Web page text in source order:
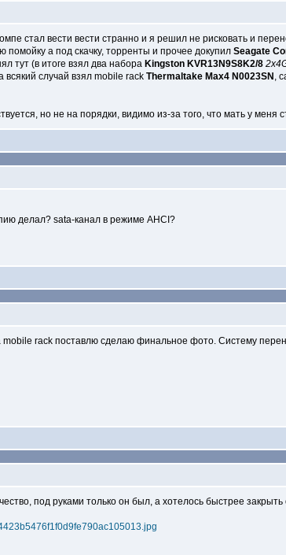
стал вести вести странно и я решил не рисковать и
помойку а под скачку, торренты и прочее докупил Seagate
тут (в итоге взял два набора Kingston KVR13N9S8K2/8
случай взял mobile rack Thermaltake Max4 N0023SN ,
но не на порядки, видимо из-за того, что мать у меня
делал? sata-канал в режиме AHCI?
mobile rack поставлю сделаю финальное фото. Систему
под руками только он был, а хотелось быстрее закрыть